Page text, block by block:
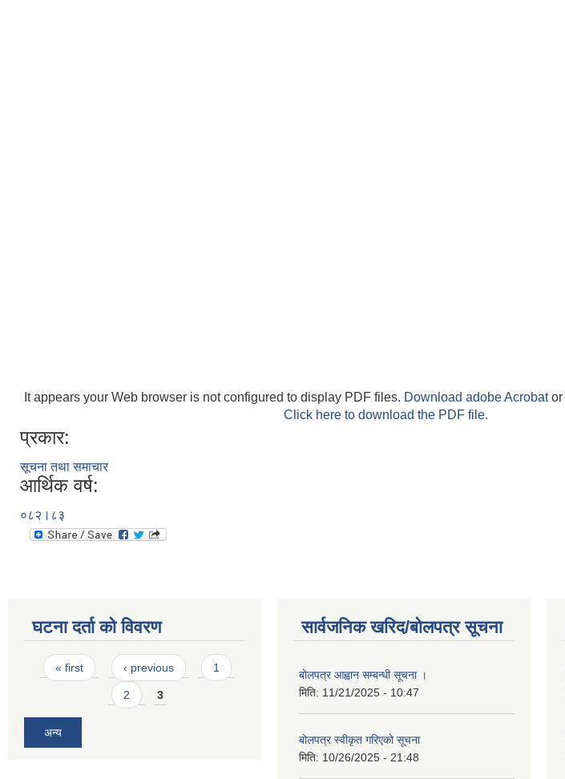
It appears your Web browser is not configured to display PDF files. Download adobe Acrobator
Click here to download the PDF file.
प्रकार:
सूचना तथा समाचार
आर्थिक वर्ष:
०८२।८३
घटना दर्ता को विवरण
Pages
« first ‹ previous 1
2 3
अन्य
सार्वजनिक खरिद/बोलपत्र सूचना
बोलपत्र आह्वान सम्बन्धी सूचना ।
मिति: 11/21/2025 - 10:47
बोलपत्र स्वीकृत गरिएको सूचना
मिति: 10/26/2025 - 21:48